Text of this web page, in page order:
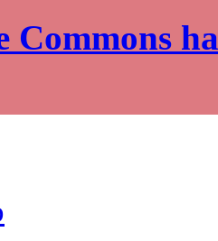
Commons